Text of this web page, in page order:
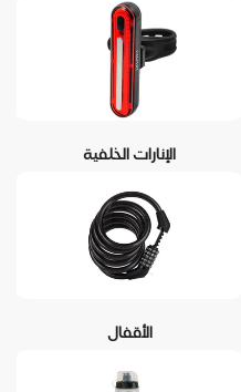
الإنارات الخلفية
الأقفال